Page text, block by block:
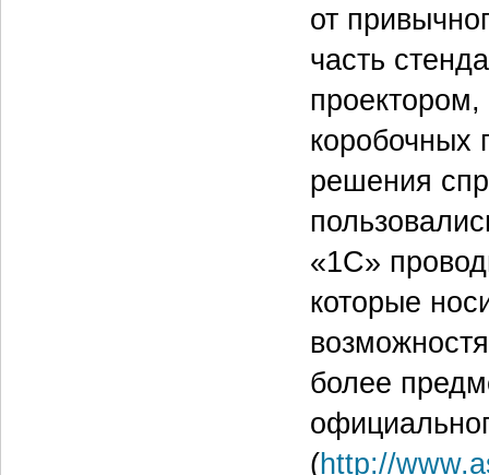
от
часть
коробочных
решения
«1С»
которые
более
(http://